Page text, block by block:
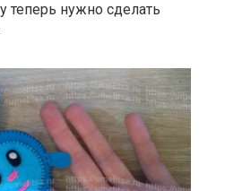
теперь нужно сделать